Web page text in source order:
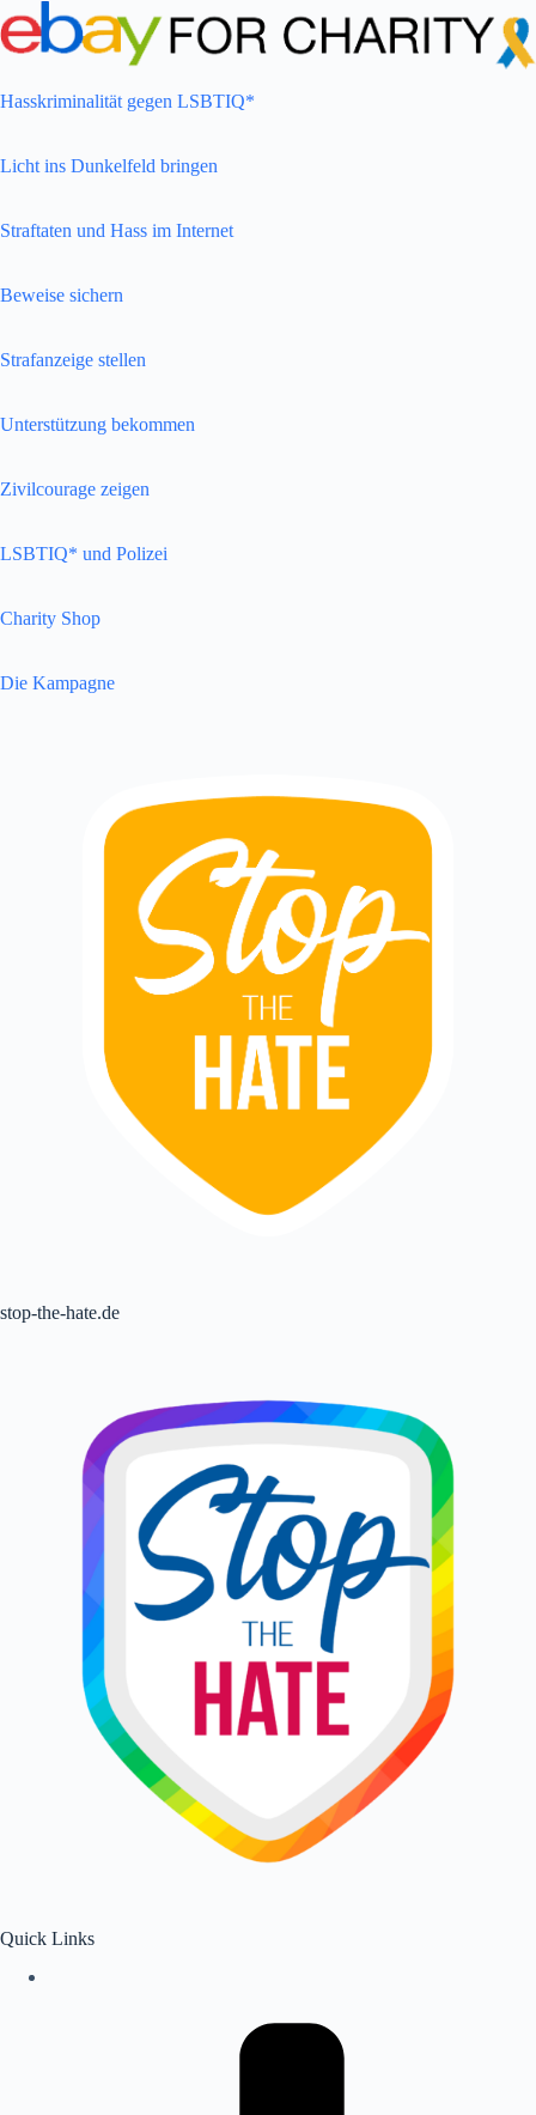
Hasskriminalität gegen LSBTIQ*
Licht ins Dunkelfeld bringen
Straftaten und Hass im Internet
Beweise sichern
Strafanzeige stellen
Unterstützung bekommen
Zivilcourage zeigen
LSBTIQ* und Polizei
Charity Shop
Die Kampagne
stop-the-hate.de
Quick Links